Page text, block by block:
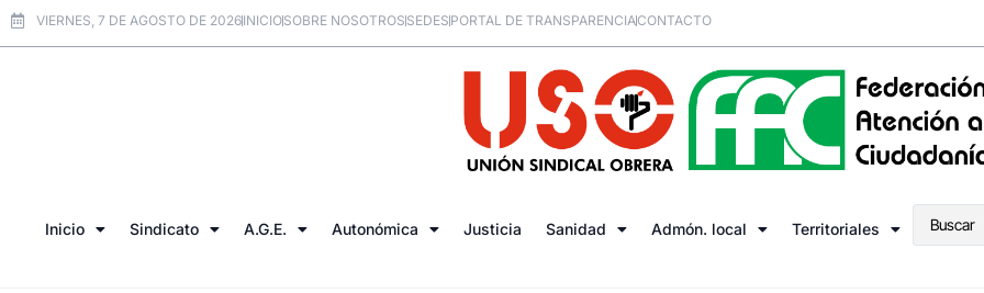
VIERNES, 7 DE AGOSTO DE 2026INICIOSOBRE NOSOTROSSEDESPORTAL DE TRANSPARENCIACONTACTO
Inicio Sindicato A.G.E. Autonómica Justicia Sanidad Admón. local Territoriales